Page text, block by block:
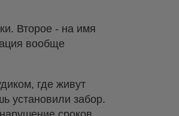
Второе - на имя
вообще
где живут
установили забор.